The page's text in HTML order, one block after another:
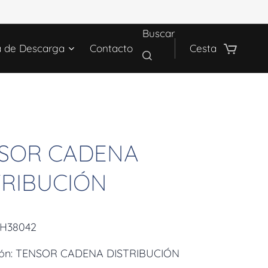
de Descarga Contacto
Buscar
Cesta
CADENA
TENSOR CADENA DISTRIBUCIÓN